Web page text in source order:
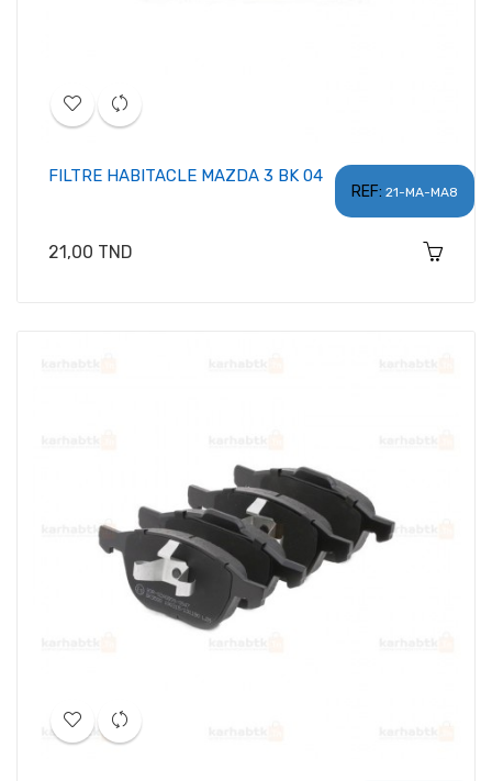
REF: 21-MA-MA8
FILTRE HABITACLE MAZDA 3 BK 04
Prix
21,00 TND